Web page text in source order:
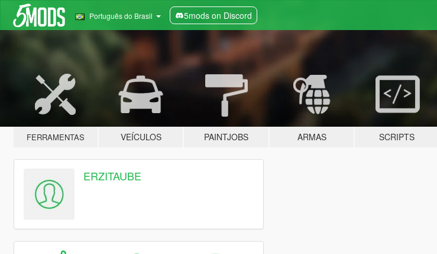
Português do Brasil 5mods on Discord
FERRAMENTAS VEÍCULOS PAINTJOBS ARMAS SCRIPTS
ERZITAUBE